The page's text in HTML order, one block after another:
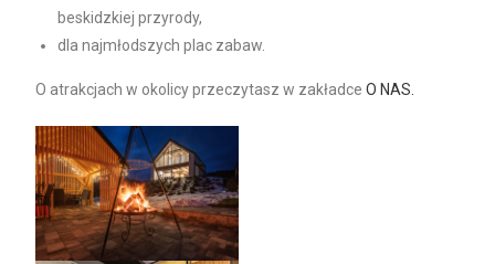
beskidzkiej przyrody,
dla najmłodszych plac zabaw.
O atrakcjach w okolicy przeczytasz w zakładceO NAS.